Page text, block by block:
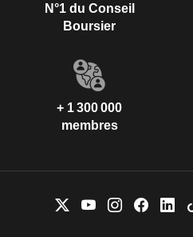
N°1 du Conseil
Boursier
+ 1 300 000
membres